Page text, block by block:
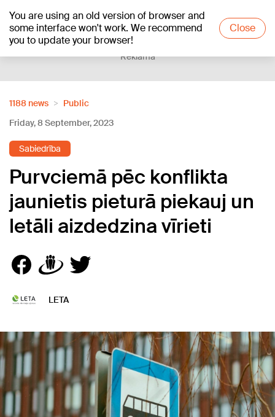
You are using an old version of browser and
some interface won't work. We recommend
you to update your browser!
Close
+18°C
Reklāma
1188 news
Public
Friday, 8 September, 2023
Sabiedrība
Purvciemā pēc konflikta
jaunietis pieturā piekauj un
letāli aizdedzina vīrieti
LETA